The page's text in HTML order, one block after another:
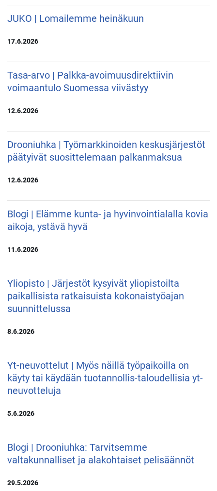
JUKO | Lomailemme heinäkuun
17.6.2026
Tasa-arvo | Palkka-avoimuusdirektiivin
voimaantulo Suomessa viivästyy
12.6.2026
Drooniuhka | Työmarkkinoiden keskusjärjestöt
päätyivät suosittelemaan palkanmaksua
12.6.2026
Blogi | Elämme kunta- ja hyvinvointialalla kovia
aikoja, ystävä hyvä
11.6.2026
Yliopisto | Järjestöt kysyivät yliopistoilta
paikallisista ratkaisuista kokonaistyöajan
suunnittelussa
8.6.2026
Yt-neuvottelut | Myös näillä työpaikoilla on
käyty tai käydään tuotannollis-taloudellisia yt-
neuvotteluja
5.6.2026
Blogi | Drooniuhka: Tarvitsemme
valtakunnalliset ja alakohtaiset pelisäännöt
29.5.2026